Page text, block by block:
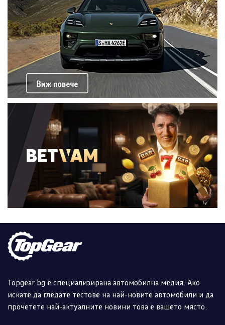
Topgear.bg е специализирана автомобилна медия. Ако
искате да гледате тестове на най-новите автомобили и да
прочетете най-актуалните новини това е вашето място.